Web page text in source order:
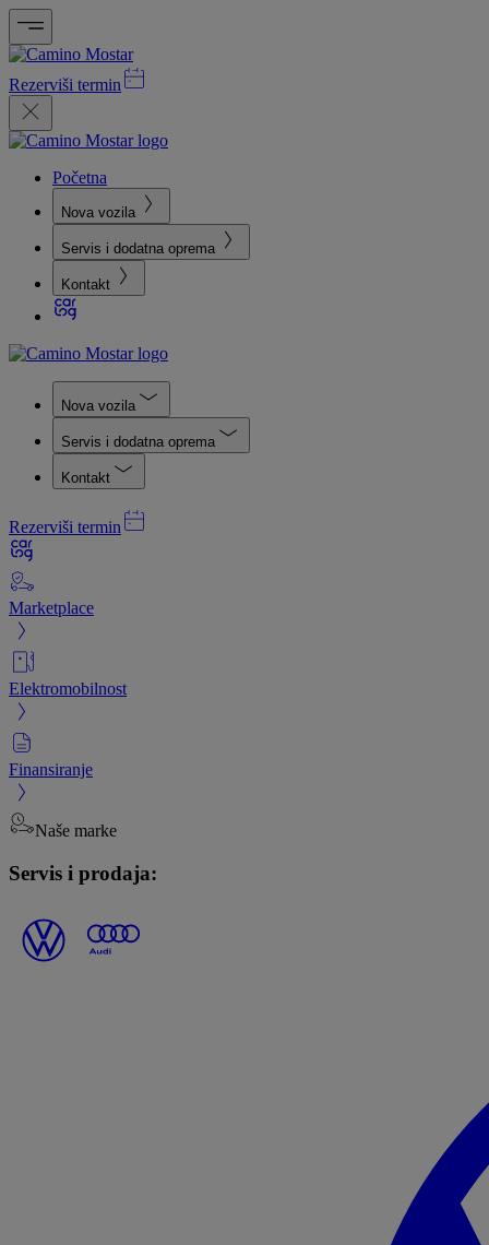
Rezerviši termin
Početna
Nova vozila
Servis i dodatna oprema
Kontakt
Nova vozila
Servis i dodatna oprema
Kontakt
Rezerviši termin
Marketplace
Elektromobilnost
Finansiranje
Naše marke
Servis i prodaja: